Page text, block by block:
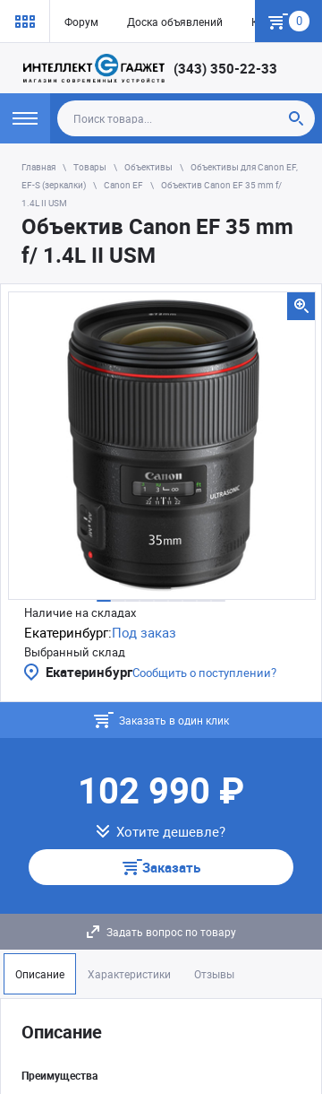
Форум Доска объявлений Как купить
0
(343) 350-22-33
Главная Товары Объективы
Объективы для Canon EF,
EF-S (зеркалки)
Canon EF
Объектив Canon EF 35 mm f/
1.4L II USM
Объектив Canon EF 35 mm
f/ 1.4L II USM
Наличие на складах
Екатеринбург:Под заказ
Выбранный склад
ЕкатеринбургСообщить о поступлении?
Заказать в один клик
102 990 ₽
Хотите дешевле?
Заказать
Задать вопрос по товару
Описание Характеристики Отзывы
Описание
Преимущества